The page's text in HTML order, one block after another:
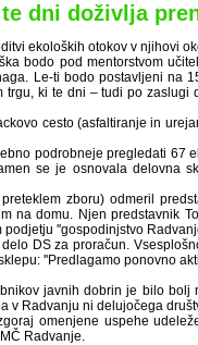
dni doživlja
ekoloških otokov v njihovi
bodo pod mentorstvom
Le-ti bodo postavljeni na
ki te dni – tudi po zaslugi
cesto (asfaltiranje in
podrobneje pregledati 67
se je osnovala delovna
zboru) odmeril
na domu. Njen predstavnik
''gospodinjstvo
DS za proračun.
''Predlagamo ponovno
javnih dobrin je bilo bolj
v Radvanju ni delujočega
omenjene uspehe
Radvanje.